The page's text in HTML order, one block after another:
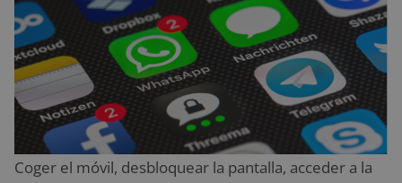
Coger el móvil, desbloquear la pantalla, acceder a la